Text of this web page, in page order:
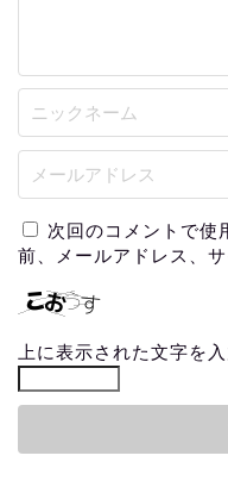
次回のコメントで使
前、メールアドレス、サ
上に表示された文字を